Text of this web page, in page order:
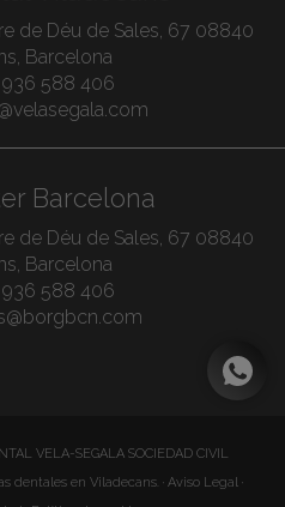
de Déu de Sales, 67 08840
Barcelona
936 588 406
Barcelona
de Déu de Sales, 67 08840
Barcelona
936 588 406
VELA-SEGALA SOCIEDAD CIVIL
dentales en Viladecans. · Aviso Legal ·